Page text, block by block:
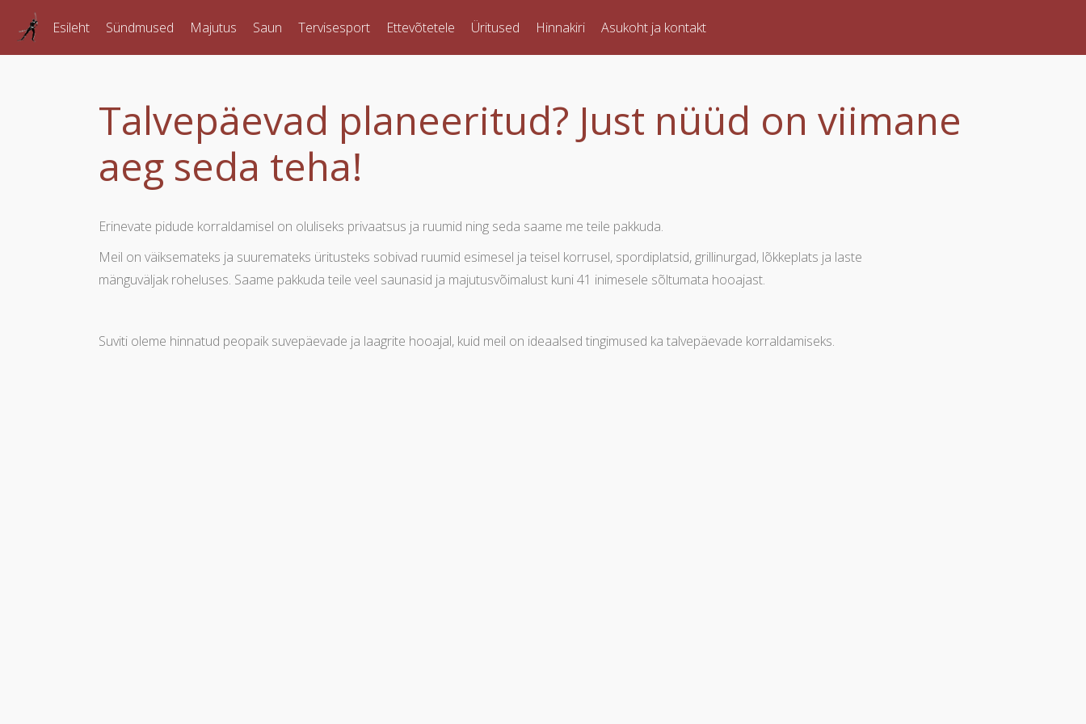
Esileht Sündmused Majutus Saun Tervisesport Ettevõtetele Üritused Hinnakiri Asukoht ja kontakt
Talvepäevad planeeritud? Just nüüd on viimane
aeg seda teha!
Erinevate pidude korraldamisel on oluliseks privaatsus ja ruumid ning seda saame me teile pakkuda.
Meil on väiksemateks ja suuremateks üritusteks sobivad ruumid esimesel ja teisel korrusel, spordiplatsid, grillinurgad, lõkkeplats ja laste
mänguväljak roheluses. Saame pakkuda teile veel saunasid ja majutusvõimalust kuni 41 inimesele sõltumata hooajast.
Suviti oleme hinnatud peopaik suvepäevade ja laagrite hooajal, kuid meil on ideaalsed tingimused ka talvepäevade korraldamiseks.